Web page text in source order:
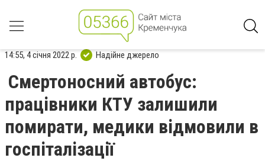
14:55, 4 січня 2022 р. Надійне джерело
Смертоносний автобус:
працівники КТУ залишили
помирати, медики відмовили в
госпіталізації